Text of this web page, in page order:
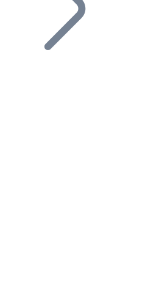
ecossistema.
revendedores e comercialize
projeto ao nosso serviço de